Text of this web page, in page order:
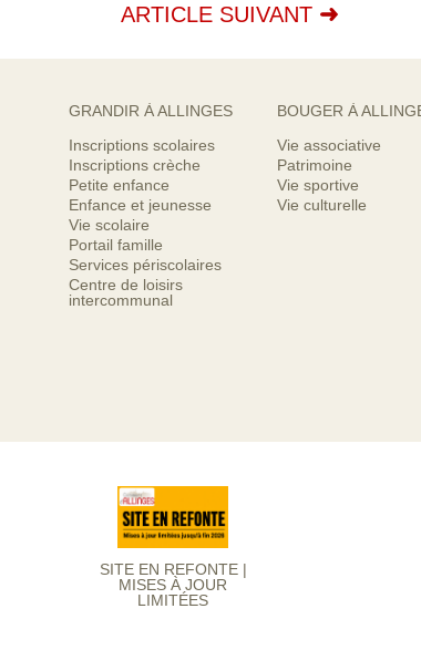
ARTICLE SUIVANT
GRANDIR À ALLINGES
Inscriptions scolaires
Inscriptions crèche
Petite enfance
Enfance et jeunesse
Vie scolaire
Portail famille
Services périscolaires
Centre de loisirs
intercommunal
BOUGER À
Vie associative
Patrimoine
Vie sportive
Vie culturelle
SITE EN REFONTE |
MISES À JOUR
LIMITÉES